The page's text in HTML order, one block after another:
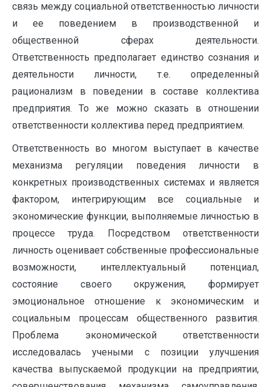
связь между социальной ответственностью личности
и ее поведением в производственной и
общественной сферах деятельности.
Ответственность предполагает единство сознания и
деятельности личности, т.е. определенный
рационализм в поведении в составе коллектива
предприятия. То же можно сказать в отношении
ответственности коллектива перед предприятием.
Ответственность во многом выступает в качестве
механизма регуляции поведения личности в
конкретных производственных системах и является
фактором, интегрирующим все социальные и
экономические функции, выполняемые личностью в
процессе труда. Посредством ответственности
личность оценивает собственные профессиональные
возможности, интеллектуальный потенциал,
состояние своего окружения, формирует
эмоциональное отношение к экономическим и
социальным процессам общественного развития.
Проблема экономической ответственности
исследовалась учеными с позиции улучшения
качества выпускаемой продукции на предприятии,